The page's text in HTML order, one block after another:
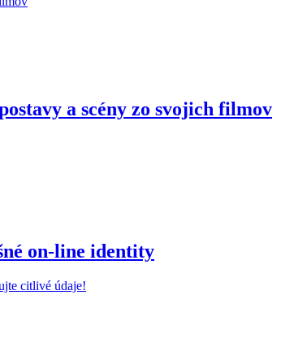
a scény zo svojich filmov
on-line identity